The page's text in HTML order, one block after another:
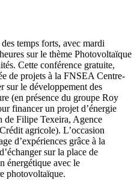
temps forts, avec mardi
sur le thème Photovoltaïque
Cette conférence gratuite,
de projets à la FNSEA Centre-
sur le développement des
(en présence du groupe Roy
financer un projet d’énergie
de Filipe Texeira, Agence
agricole). L’occasion
d’expériences grâce à la
sur la place de
énergétique avec le
photovoltaïque.